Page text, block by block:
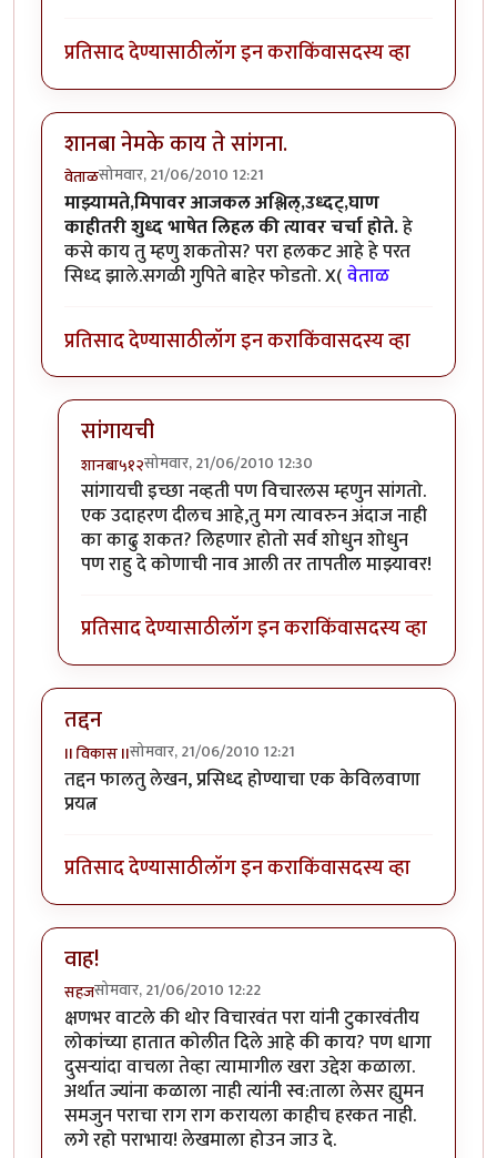
प्रतिसाद देण्यासाठीलॉग इन कराकिंवासदस्य व्हा
शानबा नेमके काय ते सांगना.
वेताळसोमवार, 21/06/2010 12:21
माझ्यामते,मिपावर आजकल अश्लिल्,उध्दट्,घाण
काहीतरी शुध्द भाषेत लिहल की त्यावर चर्चा होते.हे
कसे काय तु म्हणु शकतोस? परा हलकट आहे हे परत
सिध्द झाले.सगळी गुपिते बाहेर फोडतो. X(वेताळ
प्रतिसाद देण्यासाठीलॉग इन कराकिंवासदस्य व्हा
सांगायची
शानबा५१२सोमवार, 21/06/2010 12:30
In reply toशानबा नेमके काय ते सांगना.byवेताळ
सांगायची इच्छा नव्हती पण विचारलस म्हणुन सांगतो.
एक उदाहरण दीलच आहे,तु मग त्यावरुन अंदाज नाही
का काढु शकत? लिहणार होतो सर्व शोधुन शोधुन
पण राहु दे कोणाची नाव आली तर तापतील माझ्यावर!
प्रतिसाद देण्यासाठीलॉग इन कराकिंवासदस्य व्हा
तद्दन
II विकास IIसोमवार, 21/06/2010 12:21
तद्दन फालतु लेखन, प्रसिध्द होण्याचा एक केविलवाणा
प्रयत्न
प्रतिसाद देण्यासाठीलॉग इन कराकिंवासदस्य व्हा
वाह!
सहजसोमवार, 21/06/2010 12:22
क्षणभर वाटले की थोर विचारवंत परा यांनी टुकारवंतीय
लोकांच्या हातात कोलीत दिले आहे की काय? पण धागा
दुसर्‍यांदा वाचला तेव्हा त्यामागील खरा उद्देश कळाला.
अर्थात ज्यांना कळाला नाही त्यांनी स्व:ताला लेसर ह्युमन
समजुन पराचा राग राग करायला काहीच हरकत नाही.
लगे रहो पराभाय! लेखमाला होउन जाउ दे.